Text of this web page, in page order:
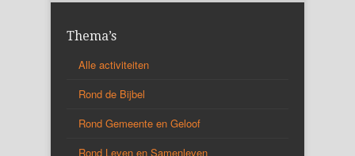
Thema’s
Alle activiteiten
Rond de Bijbel
Rond Gemeente en Geloof
Rond Leven en Samenleven